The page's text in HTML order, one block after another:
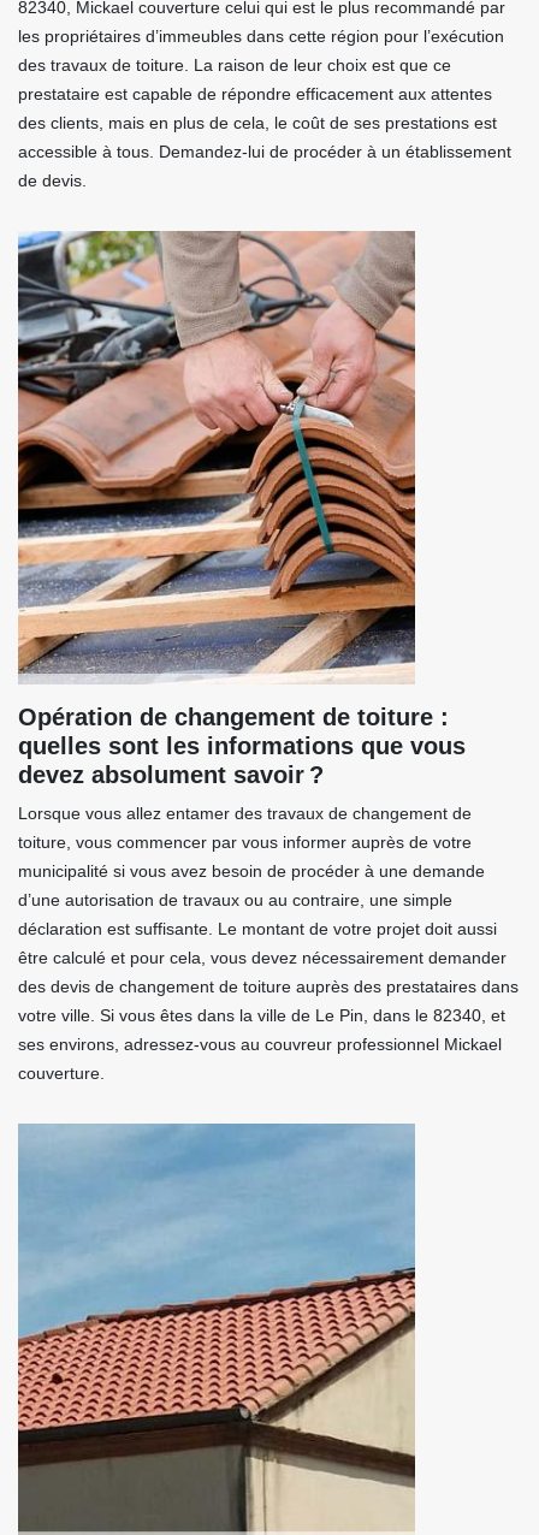
82340, Mickael couverture celui qui est le plus recommandé par
les propriétaires d’immeubles dans cette région pour l’exécution
des travaux de toiture. La raison de leur choix est que ce
prestataire est capable de répondre efficacement aux attentes
des clients, mais en plus de cela, le coût de ses prestations est
accessible à tous. Demandez-lui de procéder à un établissement
de devis.
Opération de changement de toiture :
quelles sont les informations que vous
devez absolument savoir ?
Lorsque vous allez entamer des travaux de changement de
toiture, vous commencer par vous informer auprès de votre
municipalité si vous avez besoin de procéder à une demande
d’une autorisation de travaux ou au contraire, une simple
déclaration est suffisante. Le montant de votre projet doit aussi
être calculé et pour cela, vous devez nécessairement demander
des devis de changement de toiture auprès des prestataires dans
votre ville. Si vous êtes dans la ville de Le Pin, dans le 82340, et
ses environs, adressez-vous au couvreur professionnel Mickael
couverture.